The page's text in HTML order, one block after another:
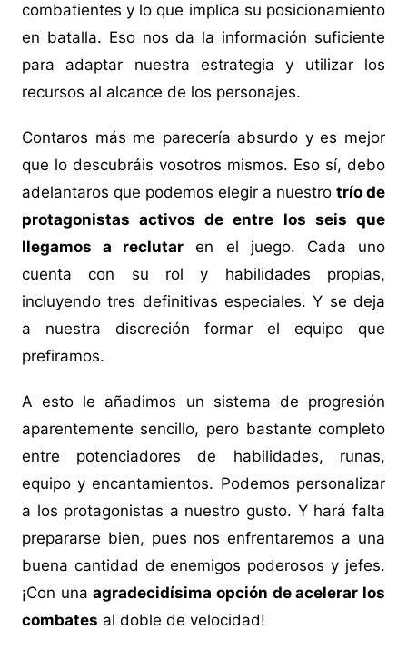
combatientes y lo que implica su posicionamiento
en batalla. Eso nos da la información suficiente
para adaptar nuestra estrategia y utilizar los
recursos al alcance de los personajes.
Contaros más me parecería absurdo y es mejor
que lo descubráis vosotros mismos. Eso sí, debo
adelantaros que podemos elegir a nuestrotrío de
protagonistas activos de entre los seis que
llegamos a reclutar en el juego. Cada uno
cuenta con su rol y habilidades propias,
incluyendo tres definitivas especiales. Y se deja
a nuestra discreción formar el equipo que
prefiramos.
A esto le añadimos un sistema de progresión
aparentemente sencillo, pero bastante completo
entre potenciadores de habilidades, runas,
equipo y encantamientos. Podemos personalizar
a los protagonistas a nuestro gusto. Y hará falta
prepararse bien, pues nos enfrentaremos a una
buena cantidad de enemigos poderosos y jefes.
¡Con unaagradecidísima opción de acelerar los
combates al doble de velocidad!